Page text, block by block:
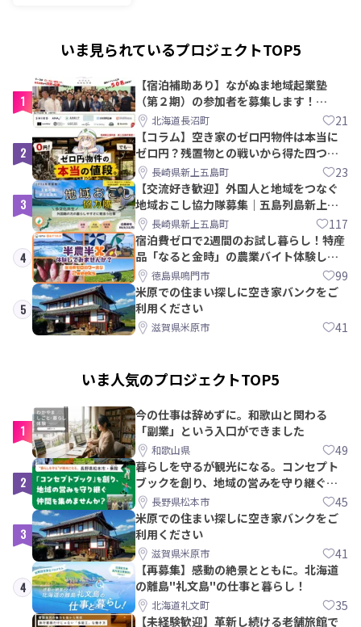
いま見られているプロジェクトTOP5
1
【宿泊補助あり】ながぬま地域起業塾
（第２期）の参加者を募集します！
【8/21〆】
北海道長沼町 21
2
【コラム】空き家のゼロ円物件は本当に
ゼロ円？残置物との戦いから得た四つの
教訓｜新上五島町
長崎県新上五島町 23
3
【交流好き歓迎】外国人と地域をつなぐ
地域おこし協力隊募集｜五島列島新上五
島町長崎県新上五島町 117
4
宿泊費ゼロで2週間のお試し暮らし！特産
品「なると金時」の農業バイト体験して
みませんか？
徳島県鳴門市 99
5
米原での住まい探しに空き家バンクをご
利用ください
滋賀県米原市 41
いま人気のプロジェクトTOP5
1
今の仕事は辞めずに。和歌山と関わる
「副業」という入口ができました
和歌山県 49
2
暮らしを守るが観光になる。コンセプト
ブックを創り、地域の営みを守り継ぐ仲
間を集めませんか？
長野県松本市 45
3
米原での住まい探しに空き家バンクをご
利用ください
滋賀県米原市 41
4
【再募集】感動の絶景とともに。北海道
の離島"礼文島"の仕事と暮らし！
北海道礼文町 35
【未経験歓迎】革新し続ける老舗旅館で